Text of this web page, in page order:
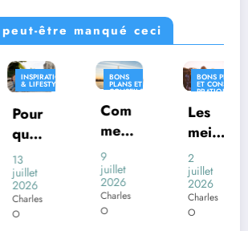
être manqué ceci
BONS
PLANS ET
CONSEILS
Com
ger
en
juillet
2026
Charles
BONS PLANS
ET CONSEILS
PRATIQUES
& LIFESTYLE
Les
meill
desti
natio
juillet
2026
Charles
&
Où
vivre
Franc
e
juin
2026
Charles